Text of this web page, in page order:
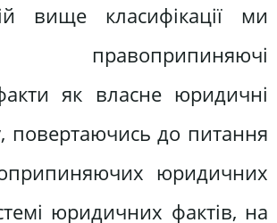
вище класифікації ми
правоприпиняючі
як власне юридичні
повертаючись до питання
юридичних
юридичних фактів, на